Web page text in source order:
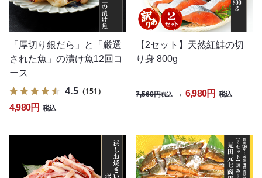
「厚切り銀だら」と「厳選
された魚」の漬け魚12回コ
ース
4.5 （151）
4,980円 税込
【2セット】天然紅鮭の切
り身 800g
7,560円税込 → 6,980円 税込